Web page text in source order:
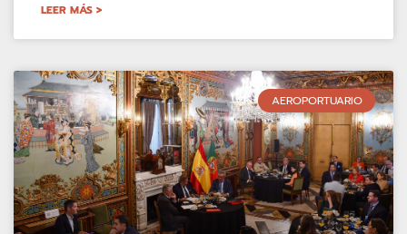
LEER MÁS >
AEROPORTUARIO